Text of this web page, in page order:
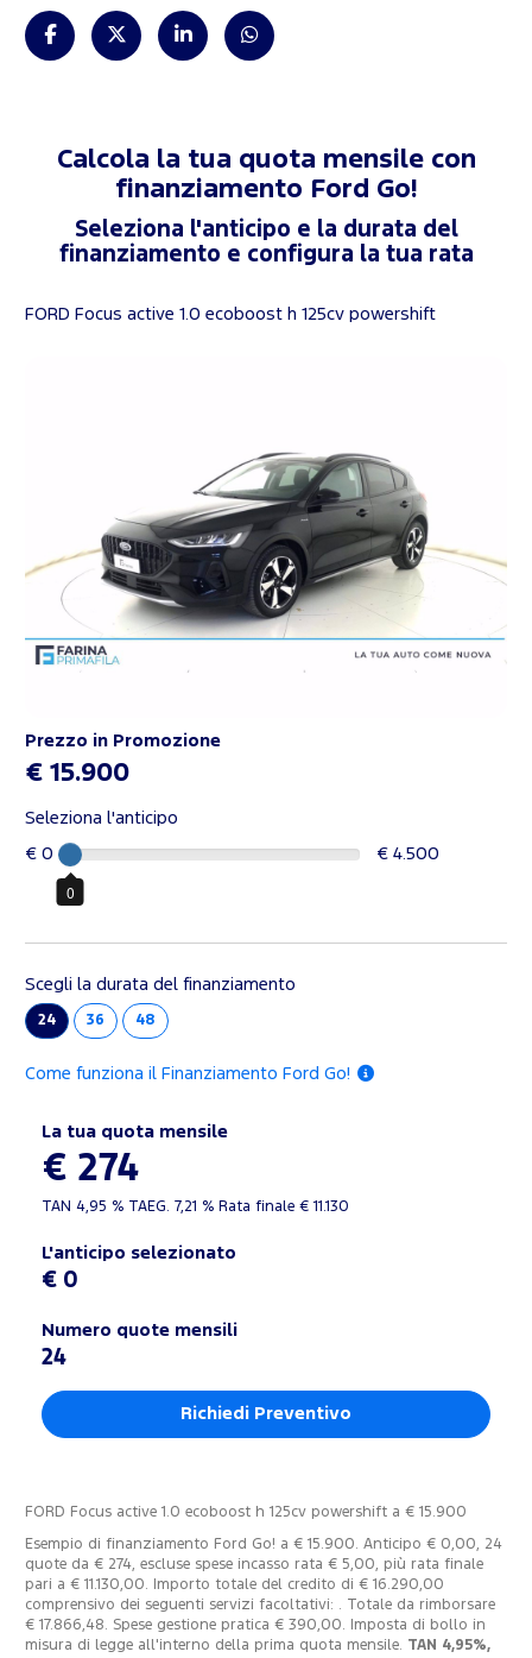
Calcola la tua quota mensile con
finanziamento Ford Go!
Seleziona l'anticipo e la durata del
finanziamento e configura la tua rata
FORD Focus active 1.0 ecoboost h 125cv powershift
Prezzo in Promozione
€ 15.900
Seleziona l'anticipo
€ 0
0
€ 4.500
Scegli la durata del finanziamento
24 36 48
Come funziona il Finanziamento Ford Go!
La tua quota mensile
€ 274
TAN 4,95 % TAEG. 7,21 % Rata finale € 11.130
L'anticipo selezionato
€ 0
Numero quote mensili
24
Richiedi Preventivo
FORD Focus active 1.0 ecoboost h 125cv powershift a € 15.900
Esempio di finanziamento Ford Go! a € 15.900. Anticipo € 0,00, 24
quote da € 274, escluse spese incasso rata € 5,00, più rata finale
pari a € 11.130,00. Importo totale del credito di € 16.290,00
comprensivo dei seguenti servizi facoltativi: . Totale da rimborsare
€ 17.866,48. Spese gestione pratica € 390,00. Imposta di bollo in
misura di legge all'interno della prima quota mensile. TAN 4,95%,